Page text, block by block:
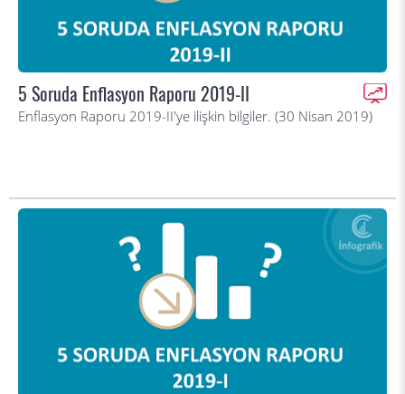
5 Soruda Enflasyon Raporu 2019-II
Enflasyon Raporu 2019-II'ye ilişkin bilgiler. (30 Nisan 2019)